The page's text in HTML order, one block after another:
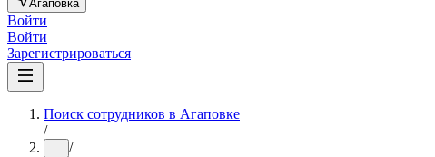
Агаповка
Войти
Войти
Зарегистрироваться
Поиск сотрудников в Агаповке
/
... /